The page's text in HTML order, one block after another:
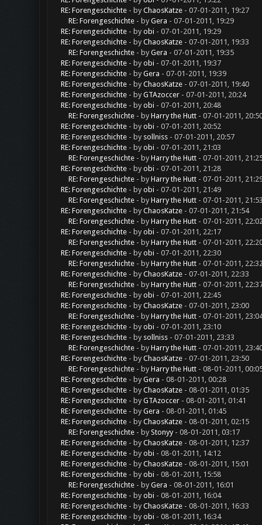
RE: Forengeschichte - byChaosKatze- 07-01-2011, 19:27
RE: Forengeschichte - byGera - 07-01-2011, 19:29
RE: Forengeschichte - byobi- 07-01-2011, 19:29
RE: Forengeschichte - byChaosKatze- 07-01-2011, 19:33
RE: Forengeschichte - byGera - 07-01-2011, 19:35
RE: Forengeschichte - byobi- 07-01-2011, 19:37
RE: Forengeschichte - byGera - 07-01-2011, 19:39
RE: Forengeschichte - byChaosKatze- 07-01-2011, 19:40
RE: Forengeschichte - byGTAzoccer- 07-01-2011, 20:24
RE: Forengeschichte - byobi- 07-01-2011, 20:48
RE: Forengeschichte - byHarry the Hutt- 07-01-2011,
RE: Forengeschichte - byobi- 07-01-2011, 20:52
RE: Forengeschichte - by sollniss- 07-01-2011, 20:57
RE: Forengeschichte - byobi- 07-01-2011, 21:03
RE: Forengeschichte - byHarry the Hutt- 07-01-2011,
RE: Forengeschichte - byobi- 07-01-2011, 21:28
RE: Forengeschichte - byHarry the Hutt- 07-01-2011,
RE: Forengeschichte - byobi- 07-01-2011, 21:49
RE: Forengeschichte - byHarry the Hutt- 07-01-2011, 21:53
RE: Forengeschichte - byChaosKatze- 07-01-2011, 21:54
RE: Forengeschichte - byHarry the Hutt- 07-01-2011,
RE: Forengeschichte - byobi- 07-01-2011, 22:17
RE: Forengeschichte - byHarry the Hutt- 07-01-2011,
RE: Forengeschichte - byobi- 07-01-2011, 22:30
RE: Forengeschichte - byHarry the Hutt- 07-01-2011,
RE: Forengeschichte - byChaosKatze- 07-01-2011, 22:33
RE: Forengeschichte - byHarry the Hutt- 07-01-2011,
RE: Forengeschichte - byobi- 07-01-2011, 22:45
RE: Forengeschichte - byChaosKatze- 07-01-2011, 23:00
RE: Forengeschichte - byHarry the Hutt- 07-01-2011,
RE: Forengeschichte - byobi- 07-01-2011, 23:10
RE: Forengeschichte - by sollniss- 07-01-2011, 23:33
RE: Forengeschichte - byHarry the Hutt- 07-01-2011,
RE: Forengeschichte - byChaosKatze- 07-01-2011, 23:50
RE: Forengeschichte - byHarry the Hutt- 08-01-2011,
RE: Forengeschichte - byGera - 08-01-2011, 00:28
RE: Forengeschichte - byChaosKatze- 08-01-2011, 01:35
RE: Forengeschichte - byGTAzoccer- 08-01-2011, 01:41
RE: Forengeschichte - byGera - 08-01-2011, 01:45
RE: Forengeschichte - byChaosKatze- 08-01-2011, 02:15
RE: Forengeschichte - byStonyy- 08-01-2011, 03:17
RE: Forengeschichte - byChaosKatze- 08-01-2011, 12:37
RE: Forengeschichte - byobi- 08-01-2011, 14:12
RE: Forengeschichte - byChaosKatze- 08-01-2011, 15:01
RE: Forengeschichte - byobi- 08-01-2011, 15:58
RE: Forengeschichte - byGera - 08-01-2011, 16:01
RE: Forengeschichte - byobi- 08-01-2011, 16:04
RE: Forengeschichte - byChaosKatze- 08-01-2011, 16:33
RE: Forengeschichte - byobi- 08-01-2011, 16:34